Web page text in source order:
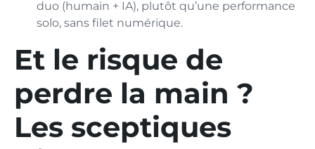
duo (humain + IA), plutôt qu’une performance
solo, sans filet numérique.
Et le risque de
perdre la main ?
Les sceptiques